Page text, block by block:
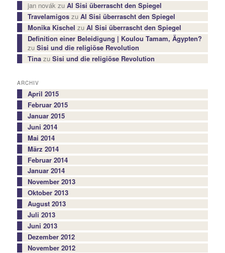
jan novákzu Al Sisi überrascht den Spiegel
Travelamigoszu Al Sisi überrascht den Spiegel
Monika Kischel zu Al Sisi überrascht den Spiegel
Definition einer Beleidigung | Koulou Tamam, Ägypten?
zu Sisi und die religiöse Revolution
Tinazu Sisi und die religiöse Revolution
ARCHIV
April 2015
Februar 2015
Januar 2015
Juni 2014
Mai 2014
März 2014
Februar 2014
Januar 2014
November 2013
Oktober 2013
August 2013
Juli 2013
Juni 2013
Dezember 2012
November 2012